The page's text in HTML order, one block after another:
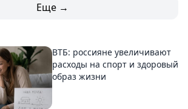
Еще →
ВТБ: россияне увеличивают
расходы на спорт и здоровый
образ жизни